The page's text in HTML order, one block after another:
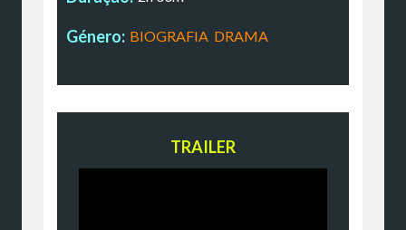
Género: BIOGRAFIA DRAMA
TRAILER